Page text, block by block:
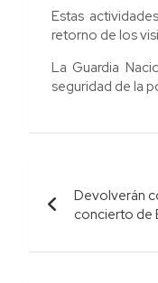
Estas
retorno de los
La Guardia
seguridad de la
de
entradas
Devolverán
concierto de